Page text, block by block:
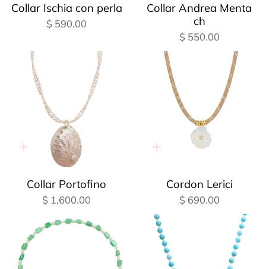
Collar Ischia con perla
$ 590.00
Collar Andrea Menta
ch
$ 550.00
Adición
rápida
Collar Portofino
$ 1,600.00
Adición
Cordon Lerici
$ 690.00